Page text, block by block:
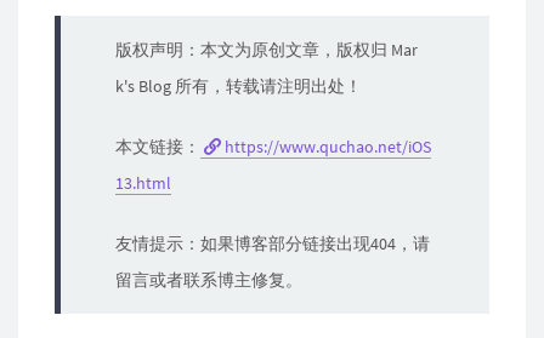
版权声明：本文为原创文章，版权归 Mar
k's Blog 所有，转载请注明出处！
本文链接：
https://www.quchao.net/iOS
13.html
友情提示：如果博客部分链接出现404，请
留言或者联系博主修复。